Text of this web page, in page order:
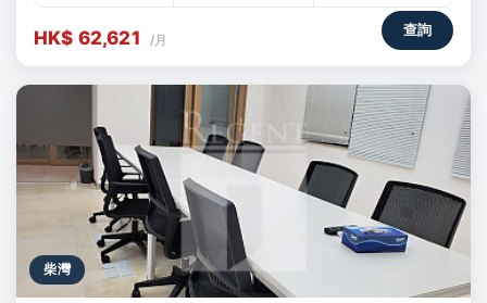
HK$ 62,621 /月
查詢
柴灣